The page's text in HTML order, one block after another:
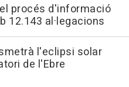
procés d'informació
12.143 al·legacions
l'eclipsi solar
de l'Ebre